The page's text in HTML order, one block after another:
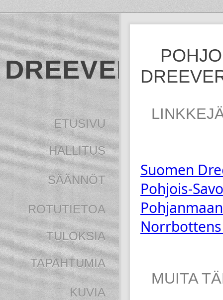
DREEVERI
ETUSIVU
HALLITUS
SÄÄNNÖT
ROTUTIETOA
TULOKSIA
TAPAHTUMIA
KUVIA
Suomen
Pohjois-
MUITA